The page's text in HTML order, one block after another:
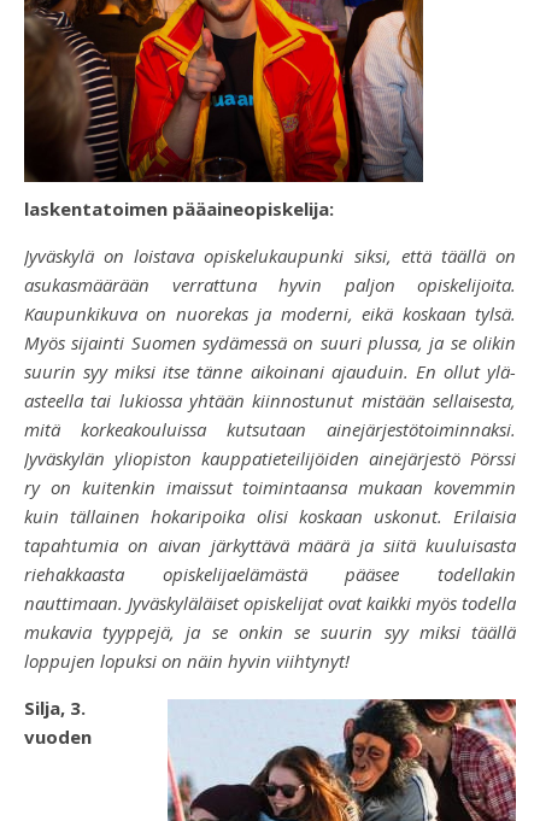
laskentatoimen pääaineopiskelija:
Jyväskylä on loistava opiskelukaupunki siksi, että täällä on
asukasmäärään verrattuna hyvin paljon opiskelijoita.
Kaupunkikuva on nuorekas ja moderni, eikä koskaan tylsä.
Myös sijainti Suomen sydämessä on suuri plussa, ja se olikin
suurin syy miksi itse tänne aikoinani ajauduin. En ollut ylä-
asteella tai lukiossa yhtään kiinnostunut mistään sellaisesta,
mitä korkeakouluissa kutsutaan ainejärjestötoiminnaksi.
Jyväskylän yliopiston kauppatieteilijöiden ainejärjestö Pörssi
ry on kuitenkin imaissut toimintaansa mukaan kovemmin
kuin tällainen hokaripoika olisi koskaan uskonut. Erilaisia
tapahtumia on aivan järkyttävä määrä ja siitä kuuluisasta
riehakkaasta opiskelijaelämästä pääsee todellakin
nauttimaan. Jyväskyläläiset opiskelijat ovat kaikki myös todella
mukavia tyyppejä, ja se onkin se suurin syy miksi täällä
loppujen lopuksi on näin hyvin viihtynyt!
Silja, 3.
vuoden